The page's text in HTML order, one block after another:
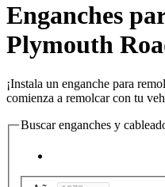
Enganches
Plymouth
¡Instala un enganche para
comienza a remolcar con tu
Buscar enganches y